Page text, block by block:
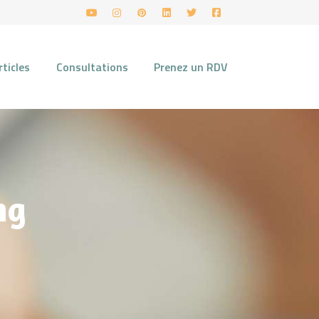
Consultations Prenez un RDV